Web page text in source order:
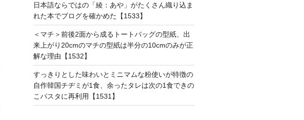
日本語ならではの「綾：あや」がたくさん織り込ま
れた本でブログを確かめた【1533】
＜マチ＞前後2面から成るトートバッグの型紙、出
来上がり20cmのマチの型紙は半分の10cmのみが正
解な理由【1532】
すっきりとした味わいとミニマムな粉使いが特徴の
自作韓国チヂミが1食、余ったタレは次の1食できの
こパスタに再利用【1531】